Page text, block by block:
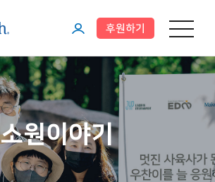
메뉴 열기
이
지
후원하기
소원이야기